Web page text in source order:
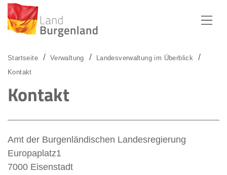
Startseite Verwaltung
Landesverwaltung im Überblick
Kontakt
Kontakt
Amt der Burgenländischen Landesregierung
Europaplatz1
7000 Eisenstadt